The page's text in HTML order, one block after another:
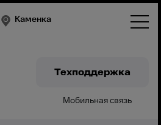
Каменка
Техподдержка
Мобильная связь